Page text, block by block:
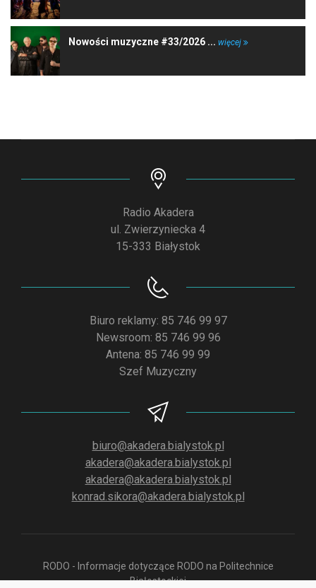
Nowości muzyczne #33/2026 ... więcej
Radio Akadera
ul. Zwierzyniecka 4
15-333 Białystok
Biuro reklamy: 85 746 99 97
Newsroom: 85 746 99 96
Antena: 85 746 99 99
Szef Muzyczny
biuro@akadera.bialystok.pl
akadera@akadera.bialystok.pl
akadera@akadera.bialystok.pl
konrad.sikora@akadera.bialystok.pl
RODO - Informacje dotyczące RODO na Politechnice
Białostockiej